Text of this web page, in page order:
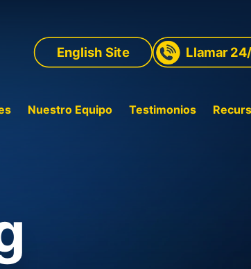
English Site Llamar
Nuestro Equipo Testimonios